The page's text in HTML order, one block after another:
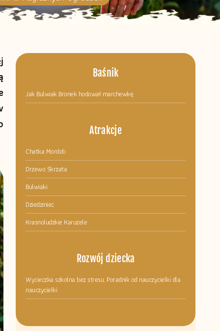
Baśnik
Jak Bulwiak Bronek hodował marchewkę
Atrakcje
Chatka Mordoli
Drzewo Skrzata
Bulwiaki
Dziedziniec
Krasnoludzkie Karuzele
Rozwój dziecka
Wycieczka szkolna bez stresu. Poradnik od nauczycielki dla
nauczycielki